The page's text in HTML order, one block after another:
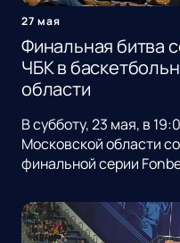
27 мая
Финальная битва
ЧБК в
области
В субботу, 23 мая, в
Московской области
финальной серии